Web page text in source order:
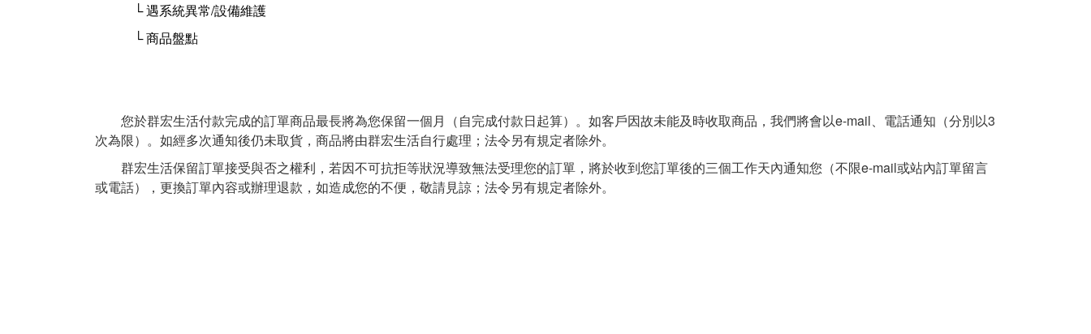
└ 遇系統異常/設備維護
└ 商品盤點
您於群宏生活付款完成的訂單商品最長將為您保留一個月（自完成付款日起算）。如客戶因故未能及時收取商品，我們將會以e-mail、電話通知（分別以3
次為限）。如經多次通知後仍未取貨，商品將由群宏生活自行處理；法令另有規定者除外。
群宏生活保留訂單接受與否之權利，若因不可抗拒等狀況導致無法受理您的訂單，將於收到您訂單後的三個工作天內通知您（不限e-mail或站內訂單留言
或電話），更換訂單內容或辦理退款，如造成您的不便，敬請見諒；法令另有規定者除外。